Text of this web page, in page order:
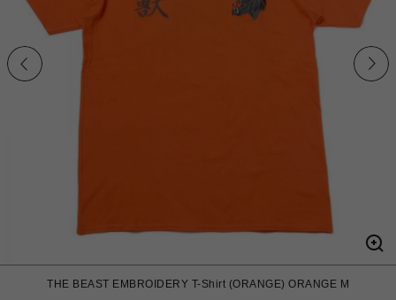
THE BEAST EMBROIDERY T-Shirt (ORANGE) ORANGE M